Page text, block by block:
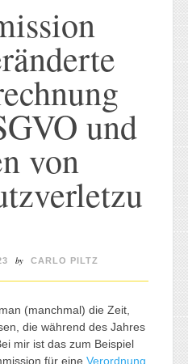
und
von
by CARLO PILTZ
(manchmal) die Zeit,
die während des Jahres
mir ist das zum Beispiel
für eine Verordnung